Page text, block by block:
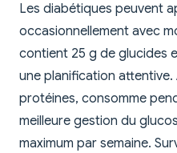
Les diabétiques peuvent
occasionnellement avec
contient 25 g de glucides
une planification attentive.
protéines, consomme
meilleure gestion du
maximum par semaine.